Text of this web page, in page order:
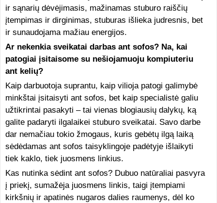
ir sąnarių dėvėjimasis, mažinamas stuburo raiščių
įtempimas ir dirginimas, stuburas išlieka judresnis, bet
ir sunaudojama mažiau energijos.
Ar nekenkia sveikatai darbas ant sofos? Na, kai
patogiai įsitaisome su nešiojamuoju kompiuteriu
ant kelių?
Kaip darbuotoja suprantu, kaip vilioja patogi galimybė
minkštai įsitaisyti ant sofos, bet kaip specialistė galiu
užtikrintai pasakyti – tai vienas blogiausių dalykų, ką
galite padaryti ilgalaikei stuburo sveikatai. Savo darbe
dar nemačiau tokio žmogaus, kuris gebėtų ilgą laiką
sėdėdamas ant sofos taisyklingoje padėtyje išlaikyti
tiek kaklo, tiek juosmens linkius.
Kas nutinka sėdint ant sofos? Dubuo natūraliai pasvyra
į priekį, sumažėja juosmens linkis, taigi įtempiami
kirkšnių ir apatinės nugaros dalies raumenys, dėl ko